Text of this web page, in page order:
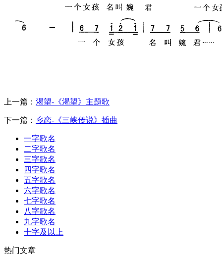
上一篇： 渴望-《渴望》主题歌
下一篇： 乡恋-《三峡传说》插曲
一字歌名
二字歌名
三字歌名
四字歌名
五字歌名
六字歌名
七字歌名
八字歌名
九字歌名
十字及以上
热门文章